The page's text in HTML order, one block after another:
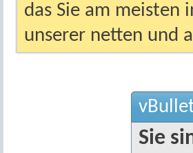
das Sie am meisten
unserer netten und
Sie